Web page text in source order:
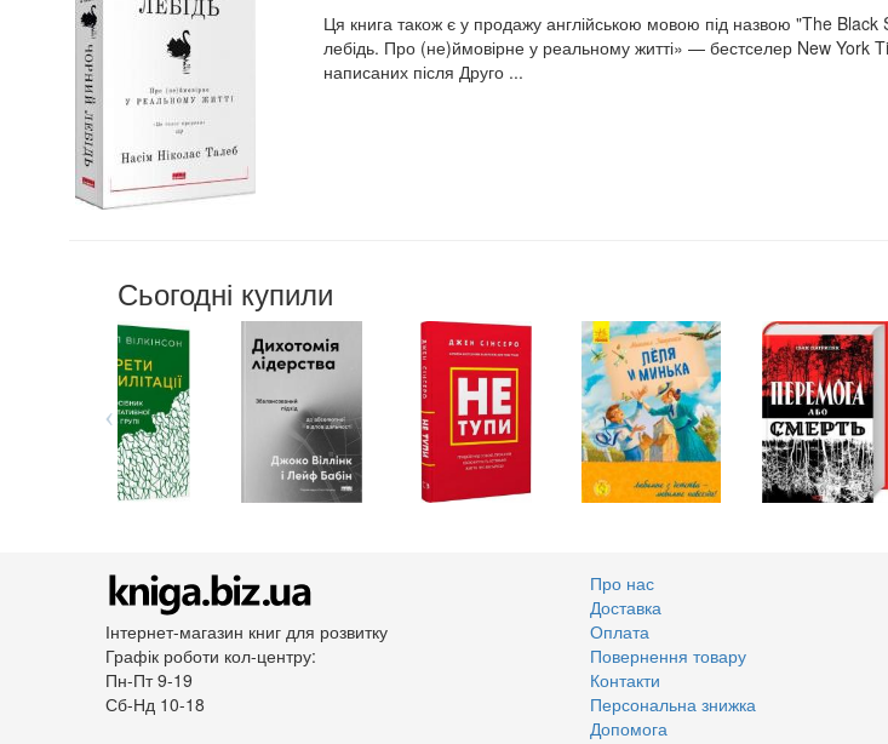
Ця книга також є у продажу англійською мовою під назвою "The
лебідь. Про (не)ймовірне у реальному житті» — бестселер New York
написаних після Друго ...
Сьогодні купили
Інтернет-магазин книг для розвитку
Графік роботи кол-центру:
Пн-Пт 9-19
Сб-Нд 10-18
Про нас
Доставка
Оплата
Повернення товару
Контакти
Персональна знижка
Допомога